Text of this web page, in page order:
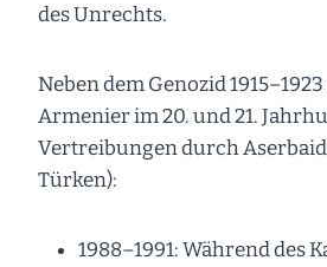
des Unrechts.
Neben dem Genozid
Armenier im 20. und 21.
Vertreibungen durch
Türken):
1988–1991: Während des